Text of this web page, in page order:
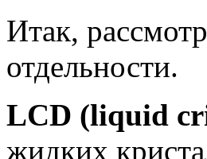
Итак,
отдельности.
LCD (liquid
жидких